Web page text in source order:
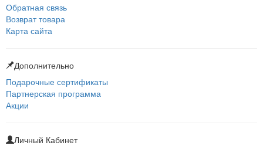
Обратная связь
Возврат товара
Карта сайта
Дополнительно
Подарочные сертификаты
Партнерская программа
Акции
Личный Кабинет